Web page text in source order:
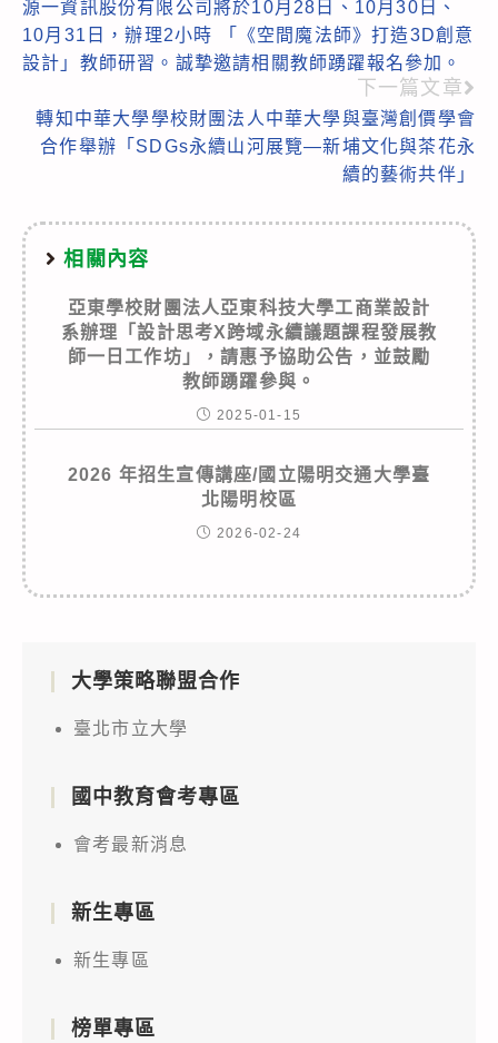
more
articles
源一資訊股份有限公司將於10月28日、10月30日、
10月31日，辦理2小時 「《空間魔法師》打造3D創意
設計」教師研習。誠摯邀請相關教師踴躍報名參加。
下一篇文章
轉知中華大學學校財團法人中華大學與臺灣創價學會
合作舉辦「SDGs永續山河展覽—新埔文化與茶花永
續的藝術共伴」
相關內容
亞東學校財團法人亞東科技大學工商業設計
系辦理「設計思考X跨域永續議題課程發展教
師一日工作坊」，請惠予協助公告，並鼓勵
教師踴躍參與。
2025-01-15
2026 年招生宣傳講座/國立陽明交通大學臺
北陽明校區
2026-02-24
大學策略聯盟合作
臺北市立大學
國中教育會考專區
會考最新消息
新生專區
新生專區
榜單專區